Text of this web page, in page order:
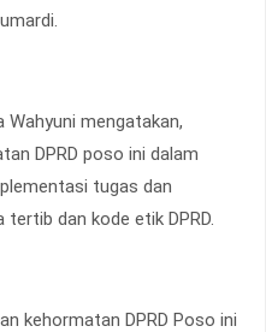
Wahyuni mengatakan,
DPRD poso ini dalam
tugas dan
dan kode etik DPRD.
kehormatan DPRD Poso ini